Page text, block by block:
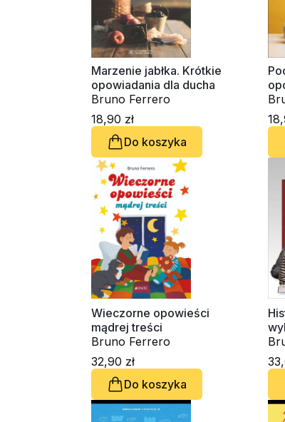
Marzenie jabłka. Krótkie
opowiadania dla ducha
Bruno Ferrero
18,90 zł
Do koszyka
Wieczorne opowieści
mądrej treści
Bruno Ferrero
32,90 zł
Do koszyka